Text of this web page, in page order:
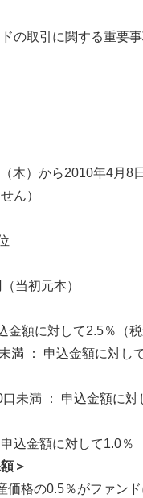
の取引に関する重要
木）から2010年4月8
ん）
当初元本）
金額に対して2.5％（税
満 ： 申込金額に対し
未満 ： 申込金額に対
込金額に対して1.0％
＞
価格の0.5％がファン